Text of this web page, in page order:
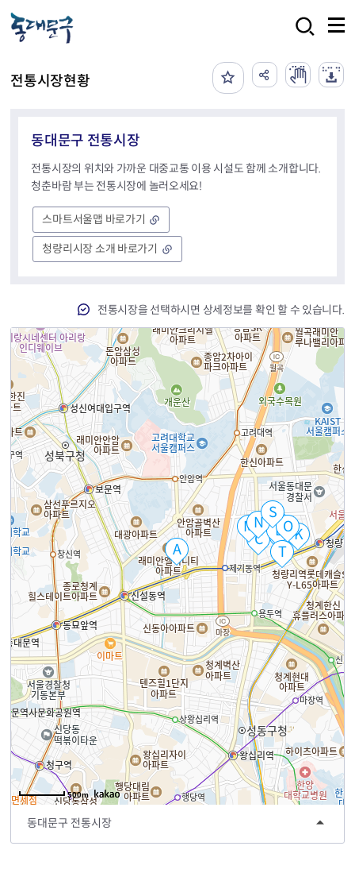
전통시장현황
동대문구 전통시장
전통시장의 위치와 가까운 대중교통 이용 시설도 함께 소개합니다.
청춘바람 부는 전통시장에 놀러오세요!
스마트서울맵 바로가기
청량리시장 소개 바로가기
전통시장을 선택하시면 상세정보를 확인 할 수 있습니다.
A
B
C
D K
L
MN O
S
T
500m
동대문구 전통시장